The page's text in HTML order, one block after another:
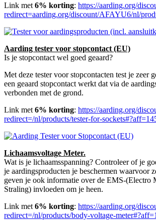
Link met 6% korting: https://aarding.org/
redirect=aarding.org/discount/AFAYU6/nl/
Aarding tester voor stopcontact (EU)
Is je stopcontact wel goed geaard?
Met deze tester voor stopcontacten test je zeer
een geaard stopcontact werkt dat via de
verbonden met de grond.
Link met 6% korting: https://aarding.org/
redirect=/nl/products/tester-for-
Lichaamsvoltage Meter.
Wat is je lichaamsspanning? Controleer of je
je aardingsproducten je beschermen waarvoor
geven je ook informatie over de EMS-(Electro
Straling) invloeden om je heen.
Link met 6% korting: https://aarding.org/
redirect=/nl/products/body-voltage-